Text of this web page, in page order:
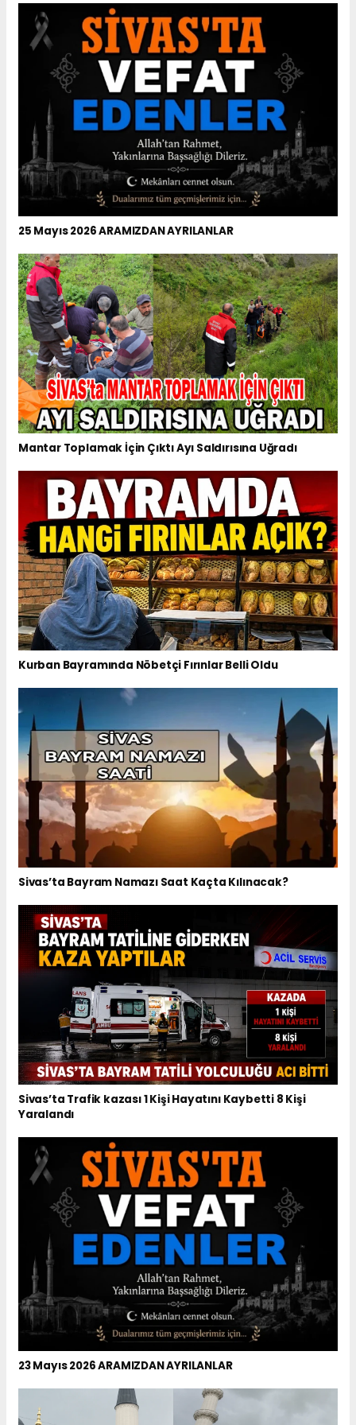
25 Mayıs 2026 ARAMIZDAN AYRILANLAR
Mantar Toplamak İçin Çıktı Ayı Saldırısına Uğradı
Kurban Bayramında Nöbetçi Fırınlar Belli Oldu
Sivas’ta Bayram Namazı Saat Kaçta Kılınacak?
Sivas’ta Trafik kazası 1 Kişi Hayatını Kaybetti 8 Kişi
Yaralandı
23 Mayıs 2026 ARAMIZDAN AYRILANLAR